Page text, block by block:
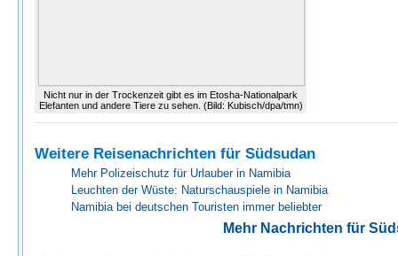
Nicht nur in der Trockenzeit gibt es im Etosha-Nationalpark
Elefanten und andere Tiere zu sehen. (Bild: Kubisch/dpa/tmn)
Weitere Reisenachrichten für Südsudan
Mehr Polizeischutz für Urlauber in Namibia
Leuchten der Wüste: Naturschauspiele in Namibia
Namibia bei deutschen Touristen immer beliebter
Mehr Nachrichten für